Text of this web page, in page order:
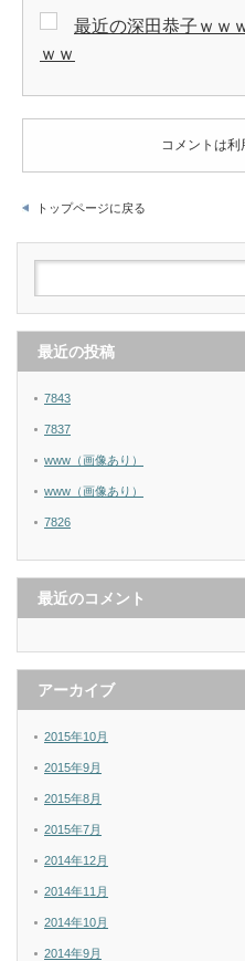
最近の深田恭子ｗｗ
ｗｗ
コメントは利
トップページに戻る
最近の投稿
7843
7837
www（画像あり）
www（画像あり）
7826
最近のコメント
アーカイブ
2015年10月
2015年9月
2015年8月
2015年7月
2014年12月
2014年11月
2014年10月
2014年9月